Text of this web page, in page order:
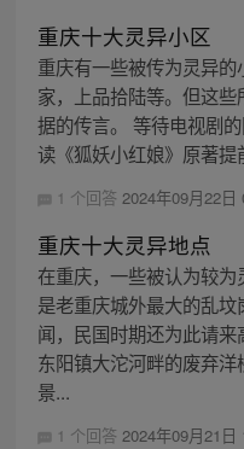
重庆十大灵异小区
重庆有一些被传为灵异
家，上品拾陆等。但这
据的传言。 等待电视剧
读《狐妖小红娘》原著提
1 个回答 2024年09月22日
重庆十大灵异地点
在重庆，一些被认为较
是老重庆城外最大的乱
闻，民国时期还为此请
东阳镇大沱河畔的废弃
景...
1 个回答 2024年09月21日